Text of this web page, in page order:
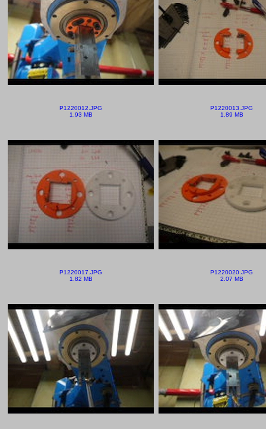
P1220012.JPG
1.93 MB
P1220013.JPG
1.89 MB
P1220017.JPG
1.82 MB
P1220020.JPG
2.07 MB